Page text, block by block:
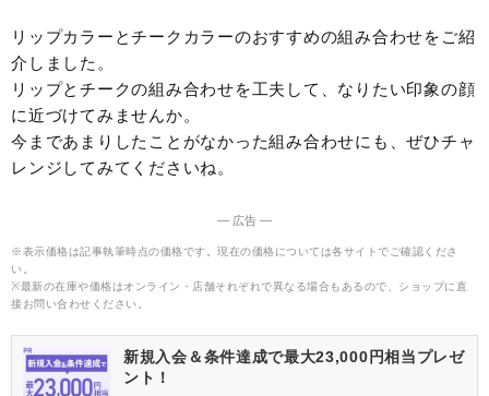
リップカラーとチークカラーのおすすめの組み合わせをご紹
介しました。
リップとチークの組み合わせを工夫して、なりたい印象の顔
に近づけてみませんか。
今まであまりしたことがなかった組み合わせにも、ぜひチャ
レンジしてみてくださいね。
― 広告 ―
※表示価格は記事執筆時点の価格です。現在の価格については各サイトでご確認くださ
い。
※最新の在庫や価格はオンライン・店舗それぞれで異なる場合もあるので、ショップに直
接お問い合わせください。
新規入会＆条件達成で最大23,000円相当プレゼ
ント！